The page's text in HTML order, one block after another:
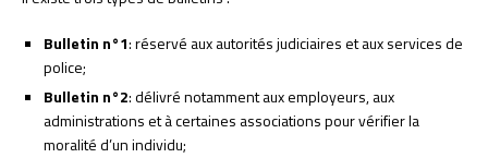
Bulletin n°1: réservé aux autorités judiciaires et aux services de
police;
Bulletin n°2: délivré notamment aux employeurs, aux
administrations et à certaines associations pour vérifier la
moralité d’un individu;